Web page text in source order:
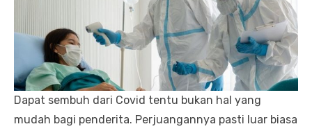
n
Dapat sembuh dari Covid tentu bukan hal yang
mudah bagi penderita. Perjuangannya pasti luar biasa